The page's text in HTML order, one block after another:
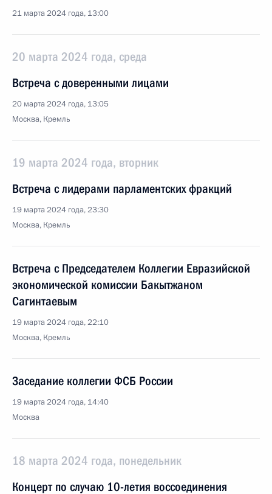
21 марта 2024 года, 13:00
20 марта 2024 года, среда
Встреча с доверенными лицами
20 марта 2024 года, 13:05
Москва, Кремль
19 марта 2024 года, вторник
Встреча с лидерами парламентских фракций
19 марта 2024 года, 23:30
Москва, Кремль
Встреча с Председателем Коллегии Евразийской
экономической комиссии Бакытжаном
Сагинтаевым
19 марта 2024 года, 22:10
Москва, Кремль
Заседание коллегии ФСБ России
19 марта 2024 года, 14:40
Москва
18 марта 2024 года, понедельник
Концерт по случаю 10-летия воссоединения